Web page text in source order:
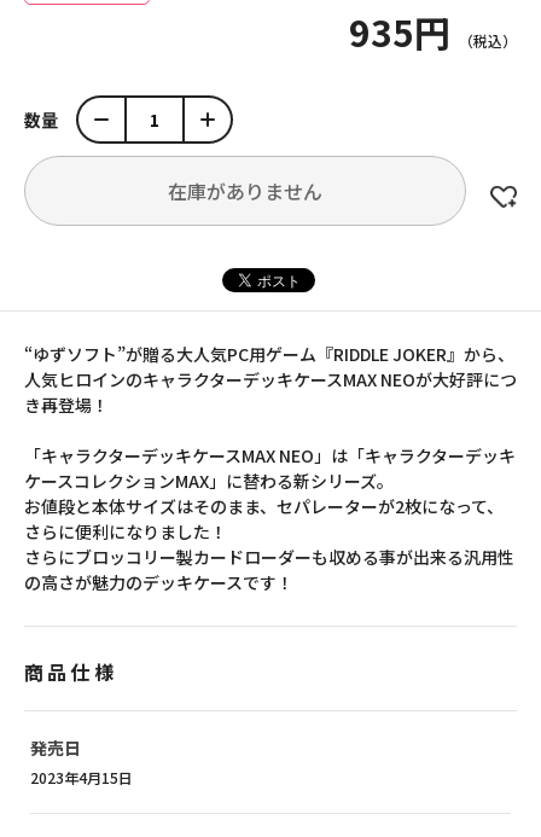
935円
数量
在庫がありません
“ゆずソフト”が贈る大人気PC用ゲーム『RIDDLE JOKER』から、
人気ヒロインのキャラクターデッキケースMAX NEOが大好評につ
き再登場！
「キャラクターデッキケースMAX NEO」は「キャラクターデッキ
ケースコレクションMAX」に替わる新シリーズ。
お値段と本体サイズはそのまま、セパレーターが2枚になって、
さらに便利になりました！
さらにブロッコリー製カードローダーも収める事が出来る汎用性
の高さが魅力のデッキケースです！
商品仕様
発売日
2023年4月15日